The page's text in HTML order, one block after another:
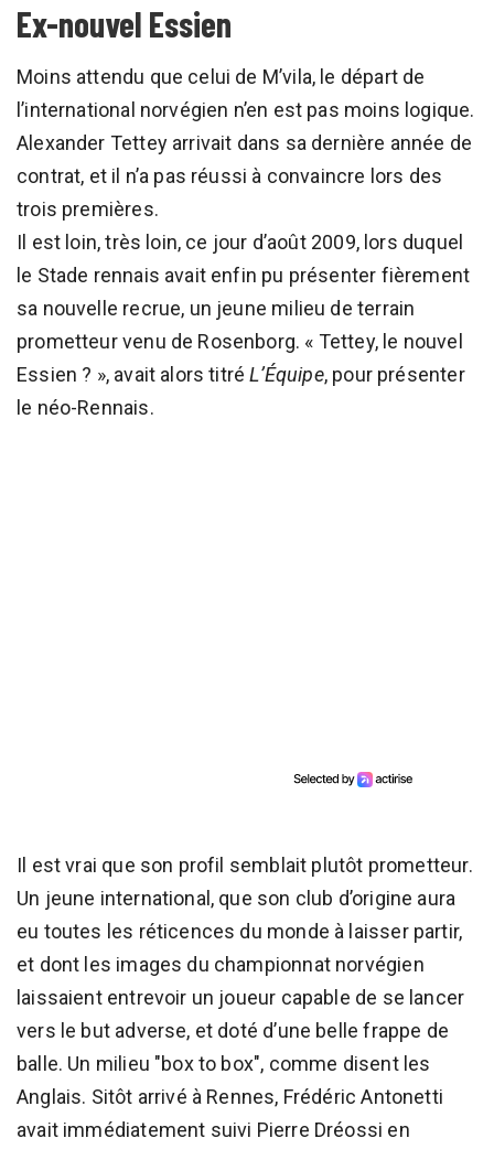
Ex-nouvel Essien
Moins attendu que celui de M’vila, le départ de
l’international norvégien n’en est pas moins logique.
Alexander Tettey arrivait dans sa dernière année de
contrat, et il n’a pas réussi à convaincre lors des
trois premières.
Il est loin, très loin, ce jour d’août 2009, lors duquel
le Stade rennais avait enfin pu présenter fièrement
sa nouvelle recrue, un jeune milieu de terrain
prometteur venu de Rosenborg. « Tettey, le nouvel
Essien ? », avait alors titréL’Équipe, pour présenter
le néo-Rennais.
Il est vrai que son profil semblait plutôt prometteur.
Un jeune international, que son club d’origine aura
eu toutes les réticences du monde à laisser partir,
et dont les images du championnat norvégien
laissaient entrevoir un joueur capable de se lancer
vers le but adverse, et doté d’une belle frappe de
balle. Un milieu "box to box", comme disent les
Anglais. Sitôt arrivé à Rennes, Frédéric Antonetti
avait immédiatement suivi Pierre Dréossi en